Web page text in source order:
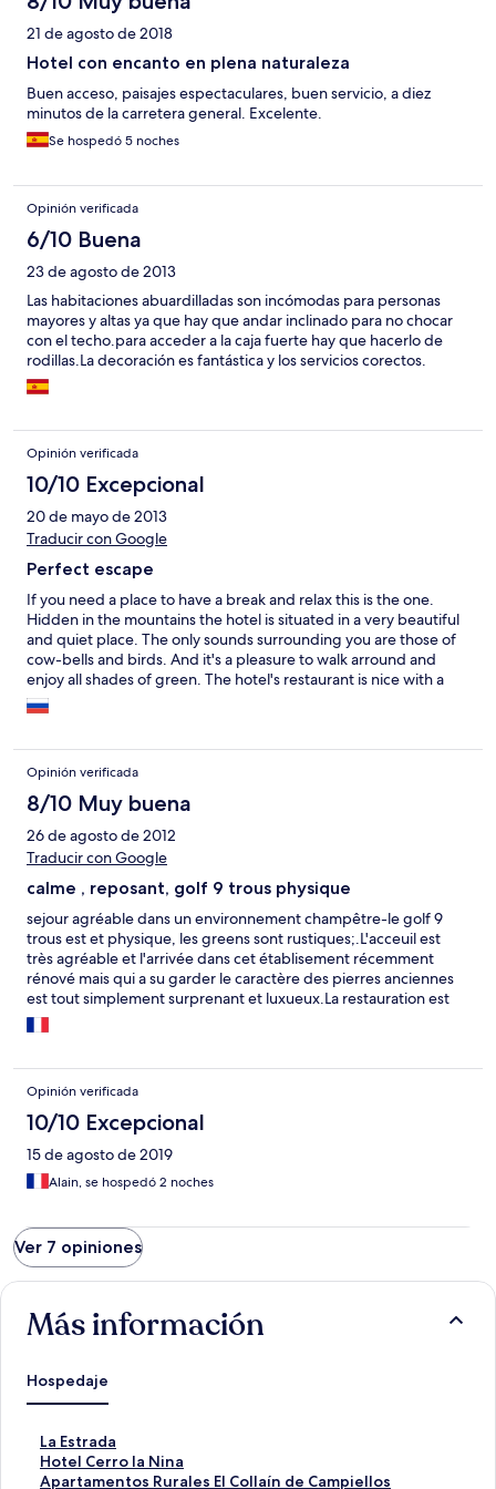
21 de agosto de 2018
Hotel con encanto en plena naturaleza
Buen acceso, paisajes espectaculares, buen servicio, a diez
minutos de la carretera general. Excelente.
Se hospedó 5 noches
Opinión verificada
6/10 Buena
23 de agosto de 2013
Las habitaciones abuardilladas son incómodas para personas
mayores y altas ya que hay que andar inclinado para no chocar
con el techo.para acceder a la caja fuerte hay que hacerlo de
rodillas.La decoración es fantástica y los servicios corectos.
Opinión verificada
10/10 Excepcional
20 de mayo de 2013
Traducir con Google
Perfect escape
If you need a place to have a break and relax this is the one.
Hidden in the mountains the hotel is situated in a very beautiful
and quiet place. The only sounds surrounding you are those of
cow-bells and birds. And it's a pleasure to walk arround and
enjoy all shades of green. The hotel's restaurant is nice with a
large menu to choose to every taste. And they also serve very
decent day (or rather night) menu comprising tapa, salad, main
renovated old mansion) is impressive. Don't miss the fog in the
morning -- it's worth waking up early!
Opinión verificada
8/10 Muy buena
26 de agosto de 2012
Traducir con Google
calme , reposant, golf 9 trous physique
sejour agréable dans un environnement champêtre-le golf 9
trous est et physique, les greens sont rustiques;.L'acceuil est
très agréable et l'arrivée dans cet établisement récemment
rénové mais qui a su garder le caractère des pierres anciennes
est tout simplement surprenant et luxueux.La restauration est
moyenne mais de qualité.les points d'interêts des PICOS de
EUROPA à l'est du massif sont rapidement accessibles.Hotel à
Opinión verificada
10/10 Excepcional
15 de agosto de 2019
Alain, se hospedó 2 noches
Ver 7 opiniones
Más información
Hospedaje
La Estrada
E
n
l
Hotel Cerro la Nina
E
n
Apartamentos Rurales El Collaín de Campiellos
E